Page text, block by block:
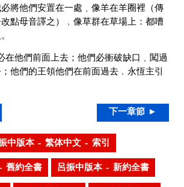
將他們安置在一處﹑像羊在羊圈裡（傳
點母音譯之）﹐像草群在草場上：都嘈
在他們前面上去；他們必衝破缺口﹑闖過
他們的王領他們在前面過去﹐永恆主引
下一章節 ►
中版本 – 繁体中文 – 索引
舊約全書 呂振中版本 – 新約全書